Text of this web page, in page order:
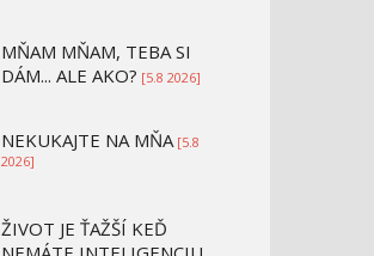
MŇAM MŇAM, TEBA SI
DÁM... ALE AKO? [5.8 2026]
NEKUKAJTE NA MŇA [5.8
2026]
ŽIVOT JE ŤAŽŠÍ KEĎ